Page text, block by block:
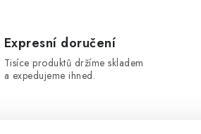
Expresní doručení
Tisíce produktů držíme skladem
a expedujeme ihned.